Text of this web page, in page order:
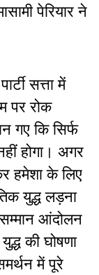
पेरियार ने
सत्ता में
पर रोक
गए कि सिर्फ
होगा। अगर
हमेशा के लिए
युद्ध लड़ना
आंदोलन
की घोषणा
में पूरे